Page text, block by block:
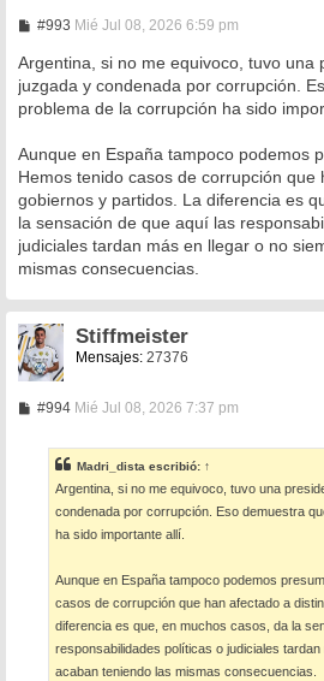
#993M
n
a
j
Mié Jul 08, 2026 6:59 pm
Argentina, si no me equivoco, tuvo una
juzgada y condenada por corrupción.
problema de la corrupción ha sido
Aunque en España tampoco podemos
Hemos tenido casos de corrupción que
gobiernos y partidos. La diferencia es
la sensación de que aquí las
judiciales tardan más en llegar o no
mismas consecuencias.
Stiffmeister
Mensajes: 27376
#994M
s
a
j
e
Mié Jul 08, 2026 7:37 pm
Madri_dista escribió: ↑
Argentina, si no me equivoco, tuvo una
condenada por corrupción. Eso demuestra
ha sido importante allí.
Aunque en España tampoco podemos
casos de corrupción que han afectado a
diferencia es que, en muchos casos, da la
responsabilidades políticas o judiciales
acaban teniendo las mismas consecuencias.